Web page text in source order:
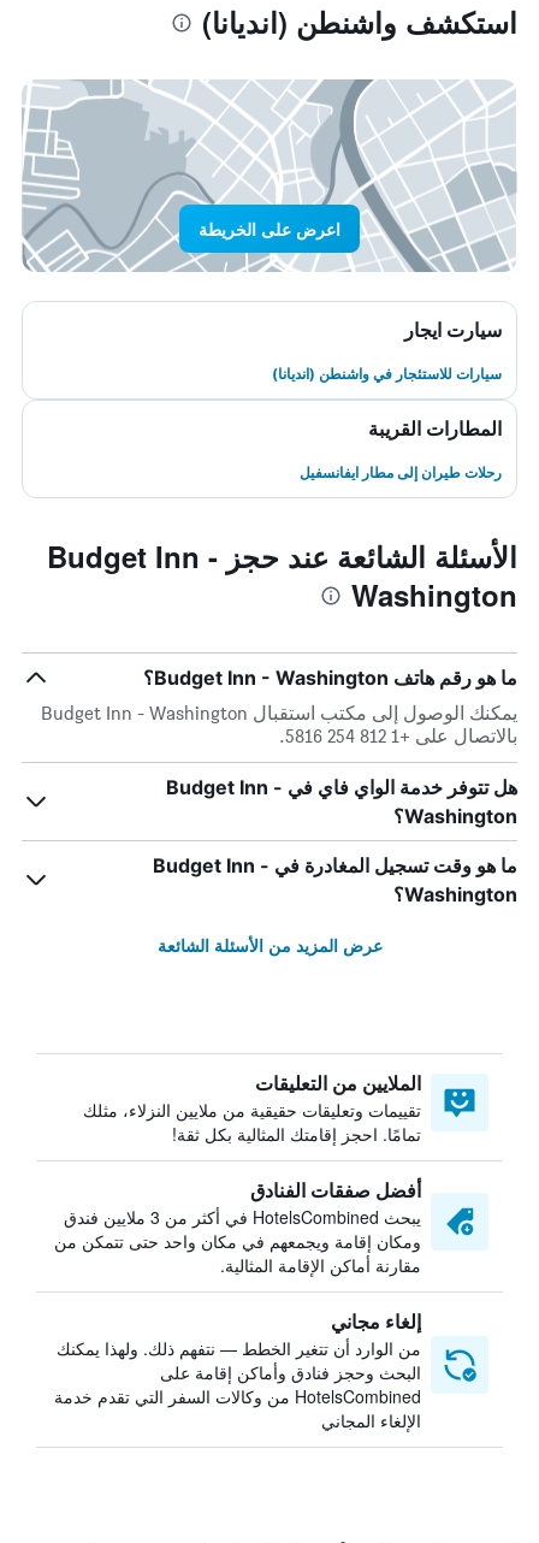
استكشف واشنطن (انديانا)
اعرض على الخريطة
سيارت ايجار
سيارات للاستئجار في واشنطن (انديانا)
المطارات القريبة
رحلات طيران إلى مطار ايفانسفيل
الأسئلة الشائعة عند حجز Budget Inn -
Washington
ما هو رقم هاتف Budget Inn - Washington؟
يمكنك الوصول إلى مكتب استقبال Budget Inn - Washington
بالاتصال على +1 812 254 5816.
هل تتوفر خدمة الواي فاي في Budget Inn -
Washington؟
ما هو وقت تسجيل المغادرة في Budget Inn -
Washington؟
عرض المزيد من الأسئلة الشائعة
الملايين من التعليقات
تقييمات وتعليقات حقيقية من ملايين النزلاء، مثلك
تمامًا. احجز إقامتك المثالية بكل ثقة!
أفضل صفقات الفنادق
يبحث HotelsCombined في أكثر من 3 ملايين فندق
ومكان إقامة ويجمعهم في مكان واحد حتى تتمكن من
مقارنة أماكن الإقامة المثالية.
إلغاء مجاني
من الوارد أن تتغير الخطط — نتفهم ذلك. ولهذا يمكنك
البحث وحجز فنادق وأماكن إقامة على
HotelsCombined من وكالات السفر التي تقدم خدمة
الإلغاء المجاني